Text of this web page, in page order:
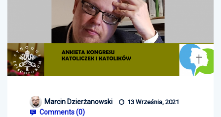
Marcin Dzierżanowski 13 Września, 2021
Comments (0)